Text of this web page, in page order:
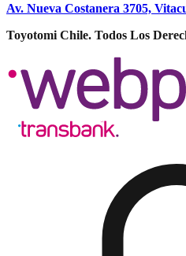
Av. Nueva Costanera 3705,
Toyotomi Chile. Todos Los